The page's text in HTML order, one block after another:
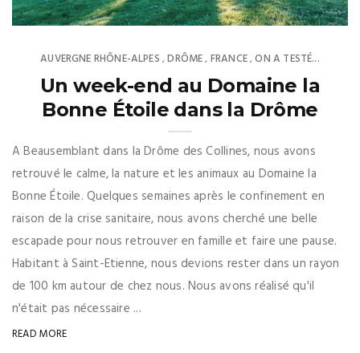
AUVERGNE RHÔNE-ALPES ,DRÔME, FRANCE,ON A TESTÉ...
Un week-end au Domaine la
Bonne Étoile dans la Drôme
A Beausemblant dans la Drôme des Collines, nous avons
retrouvé le calme, la nature et les animaux au Domaine la
Bonne Étoile. Quelques semaines après le confinement en
raison de la crise sanitaire, nous avons cherché une belle
escapade pour nous retrouver en famille et faire une pause.
Habitant à Saint-Etienne, nous devions rester dans un rayon
de 100 km autour de chez nous. Nous avons réalisé qu'il
n'était pas nécessaire ...
READ MORE